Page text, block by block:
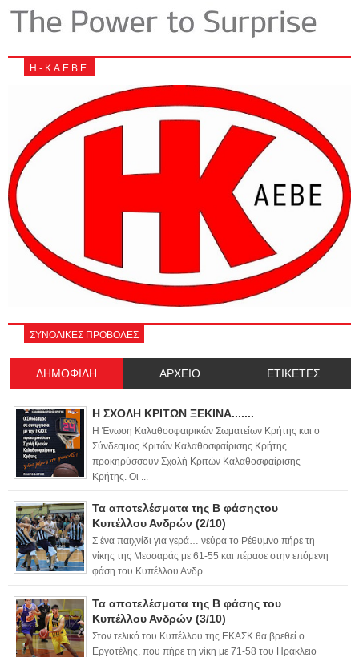
Η - Κ Α.Ε.Β.Ε.
ΣΥΝΟΛΙΚΕΣ ΠΡΟΒΟΛΕΣ
ΔΗΜΟΦΙΛΗ ΑΡΧΕΙΟ ΕΤΙΚΕΤΕΣ
Η ΣΧΟΛΗ ΚΡΙΤΩΝ ΞΕΚΙΝΑ.......
Η Ένωση Καλαθοσφαιρικών Σωματείων Κρήτης και ο
Σύνδεσμος Κριτών Καλαθοσφαίρισης Κρήτης
προκηρύσσουν Σχολή Κριτών Καλαθοσφαίρισης
Κρήτης. Οι ...
Τα αποτελέσματα της Β φάσηςτου
Κυπέλλου Ανδρών (2/10)
Σ ένα παιχνίδι για γερά… νεύρα το Ρέθυμνο πήρε τη
νίκης της Μεσσαράς με 61-55 και πέρασε στην επόμενη
φάση του Κυπέλλου Ανδρ...
Τα αποτελέσματα της Β φάσης του
Κυπέλλου Ανδρών (3/10)
Στον τελικό του Κυπέλλου της ΕΚΑΣΚ θα βρεθεί ο
Εργοτέλης, που πήρε τη νίκη με 71-58 του Ηράκλειο